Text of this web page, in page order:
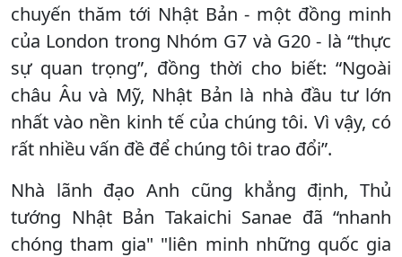
chuyến thăm tới Nhật Bản - một đồng minh
của London trong Nhóm G7 và G20 - là “thực
sự quan trọng”, đồng thời cho biết: “Ngoài
châu Âu và Mỹ, Nhật Bản là nhà đầu tư lớn
nhất vào nền kinh tế của chúng tôi. Vì vậy, có
rất nhiều vấn đề để chúng tôi trao đổi”.
Nhà lãnh đạo Anh cũng khẳng định, Thủ
tướng Nhật Bản Takaichi Sanae đã “nhanh
chóng tham gia" "liên minh những quốc gia